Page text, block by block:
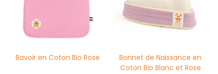
Bavoir en Coton Bio Rose
Bonnet de Naissance en
Coton Bio Blanc et Rose